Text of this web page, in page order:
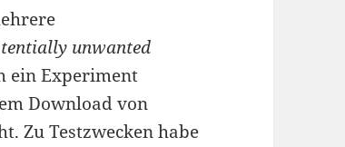
unwanted
ein Experiment
Download von
Zu Testzwecken habe